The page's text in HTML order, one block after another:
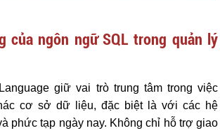
của ngôn ngữ SQL trong quản lý
giữ vai trò trung tâm trong việc
cơ sở dữ liệu, đặc biệt là với các hệ
phức tạp ngày nay. Không chỉ hỗ trợ giao